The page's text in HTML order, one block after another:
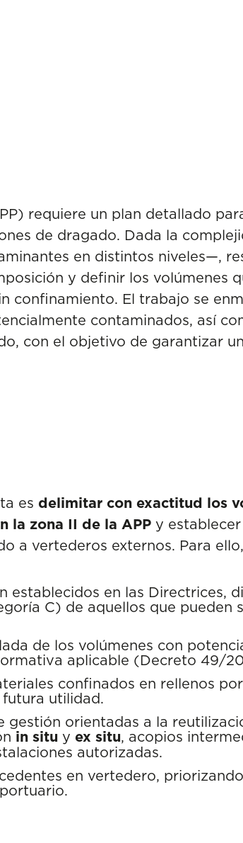
requiere un plan detallado
de dragado. Dada la
en distintos niveles—,
y definir los volúmenes
confinamiento. El trabajo se
contaminados, así
con el objetivo de garantizar
es delimitar con exactitud los
la zona II de la APP y
a vertederos externos. Para
establecidos en las Directrices,
C) de aquellos que pueden
de los volúmenes con
aplicable (Decreto 49/
confinados en rellenos
utilidad.
gestión orientadas a la
in situ y ex situ, acopios
autorizadas.
en vertedero,